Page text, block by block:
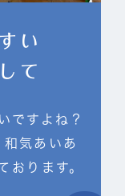
い
て
ですよね？
気あいあ
おります。